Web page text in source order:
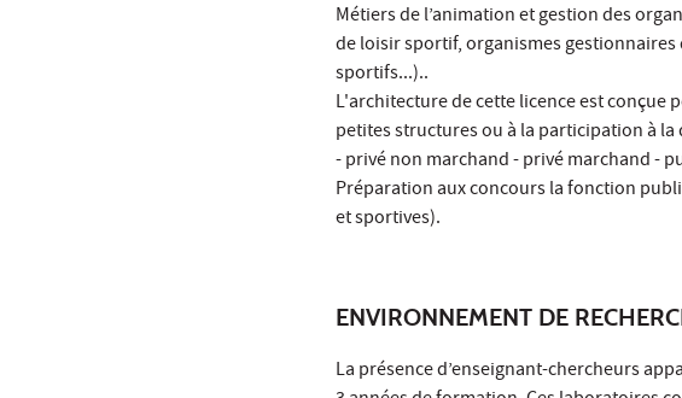
Métiers de l’animation et gestion des
de loisir sportif, organismes
sportifs...)..
L'architecture de cette licence est conçue
petites structures ou à la participation à
- privé non marchand - privé marchand -
Préparation aux concours la fonction
et sportives).
ENVIRONNEMENT DE
La présence d’enseignant-chercheurs